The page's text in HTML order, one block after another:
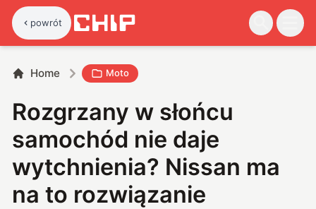
powrót
Home Moto
Rozgrzany w słońcu
samochód nie daje
wytchnienia? Nissan ma
na to rozwiązanie